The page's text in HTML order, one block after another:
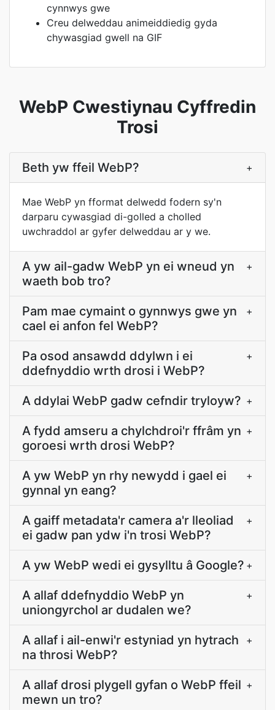
cynnwys gwe
Creu delweddau animeiddiedig gyda
chywasgiad gwell na GIF
WebP Cwestiynau Cyffredin
Trosi
Beth yw ffeil WebP? +
Mae WebP yn fformat delwedd fodern sy'n
darparu cywasgiad di-golled a cholled
uwchraddol ar gyfer delweddau ar y we.
A yw ail-gadw WebP yn ei wneud yn
waeth bob tro?
+
Pam mae cymaint o gynnwys gwe yn
cael ei anfon fel WebP?
+
Pa osod ansawdd ddylwn i ei
ddefnyddio wrth drosi i WebP?
+
A ddylai WebP gadw cefndir tryloyw? +
A fydd amseru a chylchdroi'r ffrâm yn
goroesi wrth drosi WebP?
+
A yw WebP yn rhy newydd i gael ei
gynnal yn eang?
+
A gaiff metadata'r camera a'r lleoliad
ei gadw pan ydw i'n trosi WebP?
+
A yw WebP wedi ei gysylltu â Google? +
A allaf ddefnyddio WebP yn
uniongyrchol ar dudalen we?
+
A allaf i ail-enwi'r estyniad yn hytrach
na throsi WebP?
+
A allaf drosi plygell gyfan o WebP ffeil
mewn un tro?
+